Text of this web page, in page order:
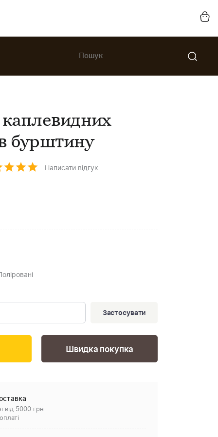
бурштину
Написати відгук
Застосувати
Швидка покупка
від 5000 грн